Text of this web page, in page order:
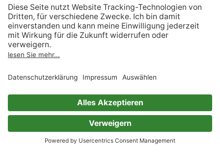
Informationen nach Data
Act
Verträge hier kündigen
Impressum
Immer ein gutes Buch